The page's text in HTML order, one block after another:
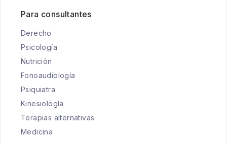
Para consultantes
Derecho
Psicología
Nutrición
Fonoaudiología
Psiquiatra
Kinesiología
Terapias alternativas
Medicina